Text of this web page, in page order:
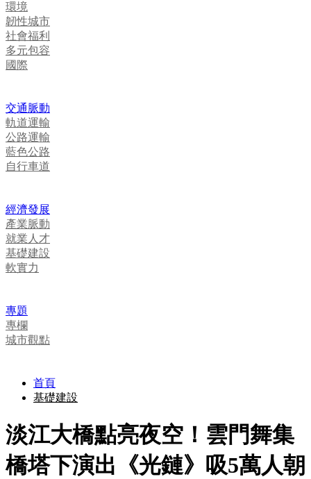
環境
韌性城市
社會福利
多元包容
國際
交通脈動
軌道運輸
公路運輸
藍色公路
自行車道
經濟發展
產業脈動
就業人才
基礎建設
軟實力
專題
專欄
城市觀點
首頁
基礎建設
淡江大橋點亮夜空！雲門舞集
橋塔下演出《光鏈》吸5萬人朝